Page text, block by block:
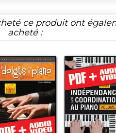
ce produit ont
acheté :